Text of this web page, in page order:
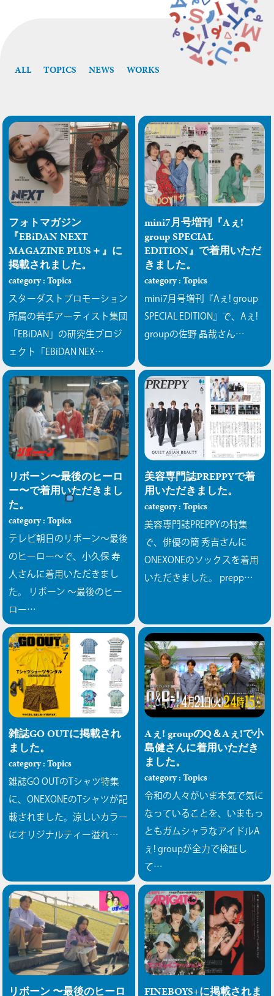
ALL TOPICS NEWS WORKS
フォトマガジン
『EBiDAN NEXT
MAGAZINE PLUS＋』に
掲載されました。
category : Topics
スターダストプロモーション
所属の若手アーティスト集団
「EBiDAN」の研究生プロジ
ェクト「EBiDAN NEX…
mini7月号増刊『Aぇ!
group SPECIAL
EDITION』で着用いただ
きました。
category : Topics
mini7月号増刊『Aぇ! group
SPECIAL EDITION』で、Aぇ!
groupの佐野 晶哉さん…
リボーン〜最後のヒーロ
ー〜で着用いただきまし
た。
category : Topics
テレビ朝日のリボーン〜最後
のヒーロー〜で、小久保 寿
人さんに着用いただきまし
た。
リボーン 〜最後のヒー
ロー…
美容専門誌PREPPYで着
用いただきました。
category : Topics
美容専門誌PREPPYの特集
で、俳優の簡 秀吉さんに
ONEXONEのソックスを着用
いただきました。 prepp…
雑誌GO OUTに掲載され
ました。
category : Topics
雑誌GO OUTのTシャツ特集
に、ONEXONEのTシャツが記
載されました。涼しいカラー
にオリジナルティー溢れ…
Aぇ! groupのQ＆Aぇ!で小
島健さんに着用いただき
ました。
category : Topics
令和の人々がいま本気で気に
なっていることを、いまもっ
ともガムシャラなアイドルA
ぇ! groupが全力で検証し
て…
リボーン 〜最後のヒーロ FINEBOYS+に掲載されま